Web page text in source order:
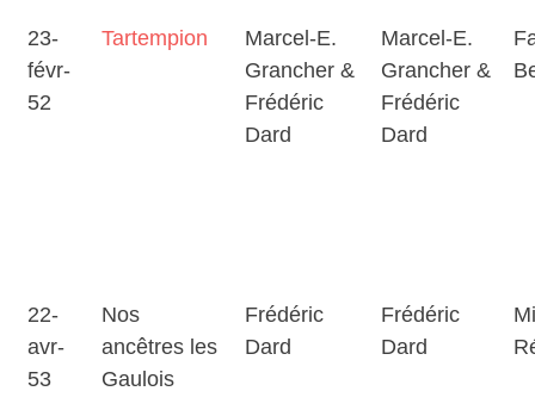
23-
févr-
52
Tartempion
Marcel-E.
Grancher &
Frédéric
Dard
Marcel-E.
Grancher &
Frédéric
Dard
22-
avr-
53
Nos
ancêtres les
Gaulois
Frédéric
Dard
Frédéric
Dard